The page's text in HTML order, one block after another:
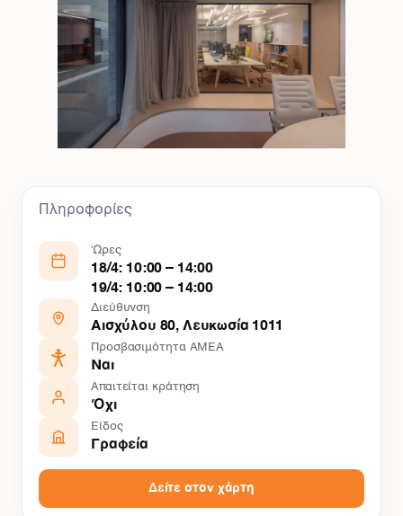
Πληροφορίες
Ώρες
18/4: 10:00 – 14:00
19/4: 10:00 – 14:00
Διεύθυνση
Αισχύλου 80, Λευκωσία 1011
Προσβασιμότητα ΑΜΕΑ
Ναι
Απαιτείται κράτηση
Όχι
Είδος
Γραφεία
Δείτε στον χάρτη